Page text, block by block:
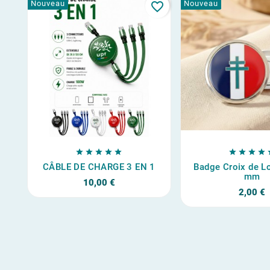
Nouveau
    
CÂBLE DE CHARGE 3 EN 1
10,00 €
favorite_border Nouveau
   
Badge Croix de
mm
2,00 €